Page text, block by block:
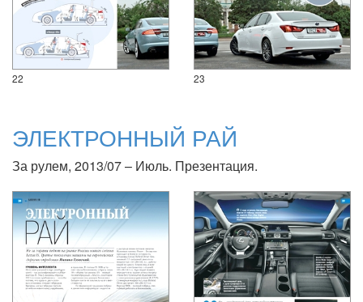
22 23
ЭЛЕКТРОННЫЙ РАЙ
За рулем, 2013/07 – Июль. Презентация.